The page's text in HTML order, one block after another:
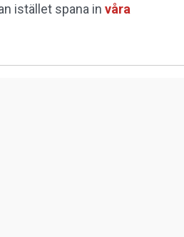
istället spana in våra